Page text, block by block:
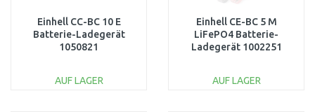
Einhell CC-BC 10 E
Batterie-Ladegerät
1050821
AUF LAGER
Einhell CE-BC 5 M
LiFePO4 Batterie-
Ladegerät 1002251
AUF LAGER